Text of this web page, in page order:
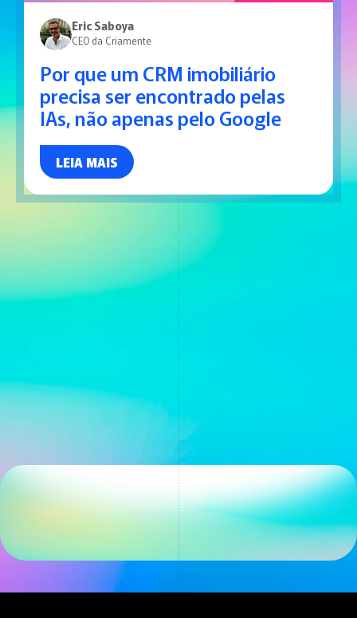
Eric Saboya
CEO da Criamente
Por que um CRM imobiliário
precisa ser encontrado pelas
IAs, não apenas pelo Google
LEIA MAIS